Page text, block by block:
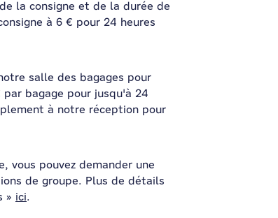
la consigne et de la durée de
à 6 € pour 24 heures
salle des bagages pour
bagage pour jusqu'à 24
à notre réception pour
vous pouvez demander une
de groupe. Plus de détails
» ici.